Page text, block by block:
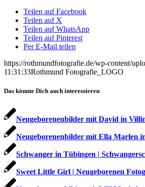
Teilen auf Facebook
Teilen auf X
Teilen auf WhatsApp
Teilen auf Pinterest
Per E-Mail teilen
https://rothmundfotografie.de/wp-content/
11:31:33Rothmund Fotografie_LOGO
Das könnte Dich auch interessieren
Neugeborenenbilder mit David in
Neugeborenenbilder mit Ella Marlen
Schwanger in Tübingen |
Sweet Little Girl | Neugeborenen